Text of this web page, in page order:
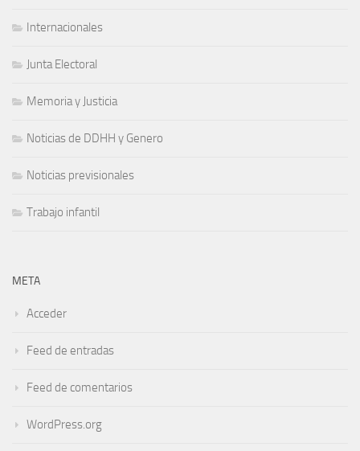
Internacionales
Junta Electoral
Memoria y Justicia
Noticias de DDHH y Genero
Noticias previsionales
Trabajo infantil
META
Acceder
Feed de entradas
Feed de comentarios
WordPress.org